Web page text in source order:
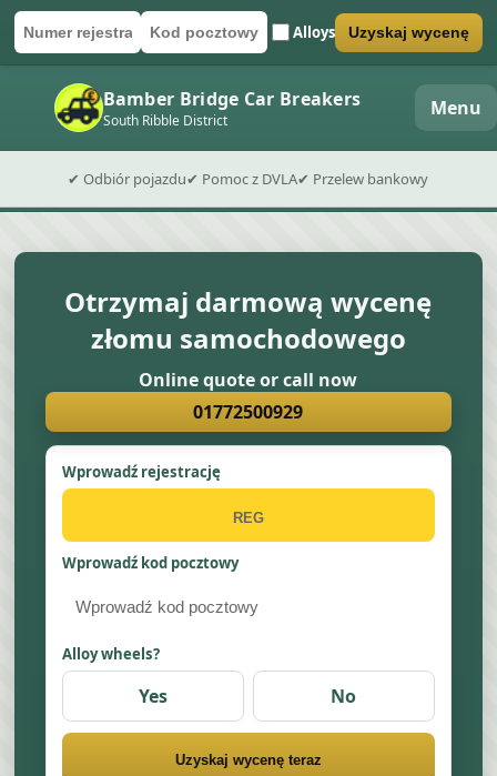
Numer rejestracyjny
Kod pocztowyAlloys
Wyślij formularz wyceny Uzyskaj wycenę
Bamber Bridge Car Breakers
South Ribble District Menu
✔ Odbiór pojazdu✔ Pomoc z DVLA✔ Przelew bankowy
Otrzymaj darmową wycenę
złomu samochodowego
Online quote or call now
01772500929
Wprowadź rejestrację
Wprowadź kod pocztowy
Alloy wheels?
Yes No
Uzyskaj wycenę teraz